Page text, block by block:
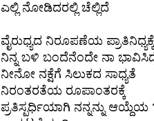
ಎಲ್ಲಿ ನೋಡಿದರಲ್ಲಿ ಚೆಲ್ಲಿದೆ
ವೈರುಧ್ಯದ ನಿರೂಪಣೆಯ ಪ್ರಾತಿನಿಧ್ಯಕ್ಕೆ
ನಿನ್ನ ಬಳಿ ಬಂದೆನೆಂದೇ ನಾ
ನೀನೋ ನಕ್ಷೆಗೆ ಸಿಲುಕದ ಸಾಧ್ಯತೆ
ನಿರಂತರತೆಯ ರೂಪಾಂತರಕ್ಕೆ
ಪ್ರತಿಸ್ಪರ್ಧಿಯಾಗಿ ನನ್ನನ್ನು ಆಯ್ದೆಯ